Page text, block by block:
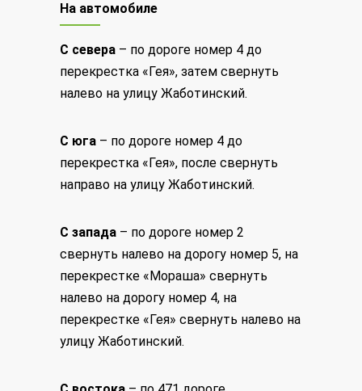
На автомобиле
С севера – по дороге номер 4 до
перекрестка «Гея», затем свернуть
налево на улицу Жаботинский.
С юга – по дороге номер 4 до
перекрестка «Гея», после свернуть
направо на улицу Жаботинский.
С запада – по дороге номер 2
свернуть налево на дорогу номер 5, на
перекрестке «Мораша» свернуть
налево на дорогу номер 4, на
перекрестке «Гея» свернуть налево на
улицу Жаботинский.